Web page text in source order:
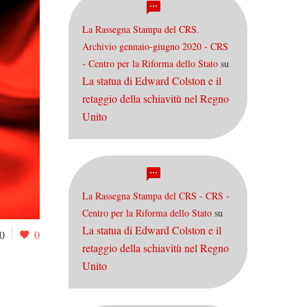
0 0
La Rassegna Stampa del CRS.
Archivio gennaio-giugno 2020 - CRS
- Centro per la Riforma dello Stato su
La statua di Edward Colston e il
retaggio della schiavitù nel Regno
Unito
La Rassegna Stampa del CRS - CRS -
Centro per la Riforma dello Stato su
La statua di Edward Colston e il
retaggio della schiavitù nel Regno
Unito